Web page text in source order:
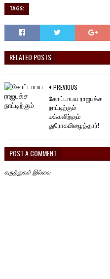
TAGS:
RELATED POSTS
PREVIOUS
கோட்டாபய ராஜபக்ச
நாட்டிற்கும்
மக்களிற்கும்
துரோகமிழைத்தார்!
POST A COMMENT
கருத்துகள் இல்லை